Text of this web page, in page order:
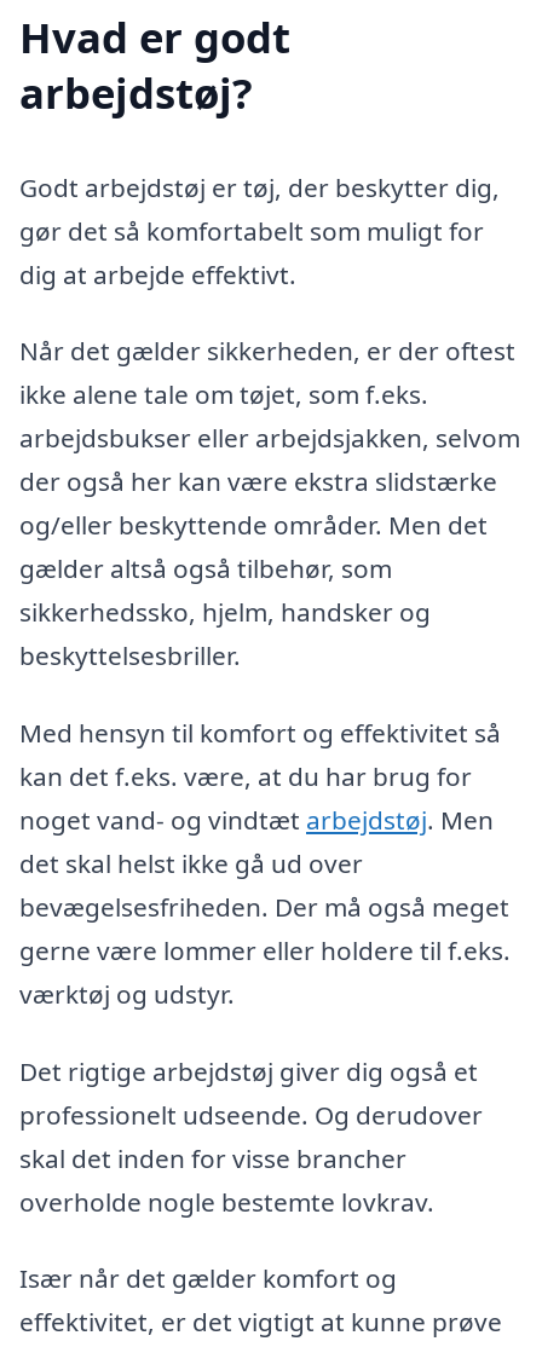
Hvad er godt
arbejdstøj?
Godt arbejdstøj er tøj, der beskytter dig,
gør det så komfortabelt som muligt for
dig at arbejde effektivt.
Når det gælder sikkerheden, er der oftest
ikke alene tale om tøjet, som f.eks.
arbejdsbukser eller arbejdsjakken, selvom
der også her kan være ekstra slidstærke
og/eller beskyttende områder. Men det
gælder altså også tilbehør, som
sikkerhedssko, hjelm, handsker og
beskyttelsesbriller.
Med hensyn til komfort og effektivitet så
kan det f.eks. være, at du har brug for
noget vand- og vindtæt arbejdstøj. Men
det skal helst ikke gå ud over
bevægelsesfriheden. Der må også meget
gerne være lommer eller holdere til f.eks.
værktøj og udstyr.
Det rigtige arbejdstøj giver dig også et
professionelt udseende. Og derudover
skal det inden for visse brancher
overholde nogle bestemte lovkrav.
Især når det gælder komfort og
effektivitet, er det vigtigt at kunne prøve